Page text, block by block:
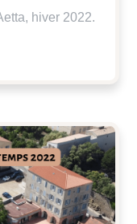
hiver 2022.